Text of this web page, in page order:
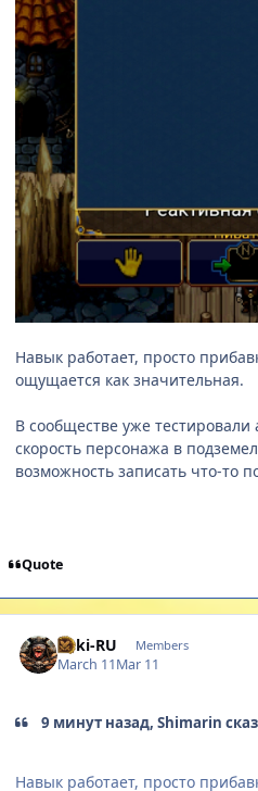
Навык работает, просто
ощущается как значительная.
В сообществе уже
скорость персонажа в
возможность записать что-то
Quote
Loki-RU Members
March 11Mar 11
9 минут назад, Shimarin
Навык работает, просто